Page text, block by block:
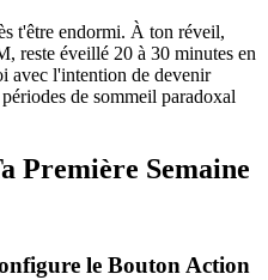
t'être endormi. À ton réveil,
reste éveillé 20 à 30 minutes en
avec l'intention de devenir
de sommeil paradoxal
Première Semaine
le Bouton Action